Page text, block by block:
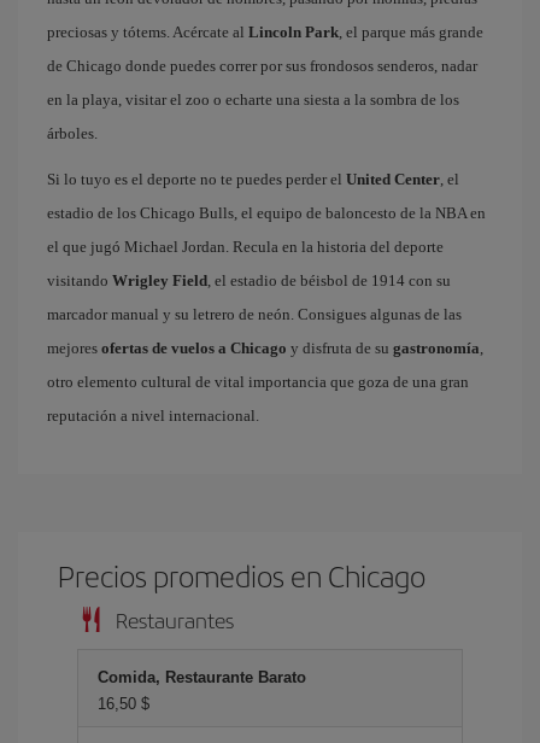
preciosas y tótems. Acércate al Lincoln Park, el parque más grande
de Chicago donde puedes correr por sus frondosos senderos, nadar
en la playa, visitar el zoo o echarte una siesta a la sombra de los
árboles.
Si lo tuyo es el deporte no te puedes perder el United Center, el
estadio de los Chicago Bulls, el equipo de baloncesto de la NBA en
el que jugó Michael Jordan. Recula en la historia del deporte
visitando Wrigley Field, el estadio de béisbol de 1914 con su
marcador manual y su letrero de neón. Consigues algunas de las
mejores ofertas de vuelos a Chicago y disfruta de su gastronomía,
otro elemento cultural de vital importancia que goza de una gran
reputación a nivel internacional.
Precios promedios en Chicago
Restaurantes
Comida, Restaurante Barato
16,50 $